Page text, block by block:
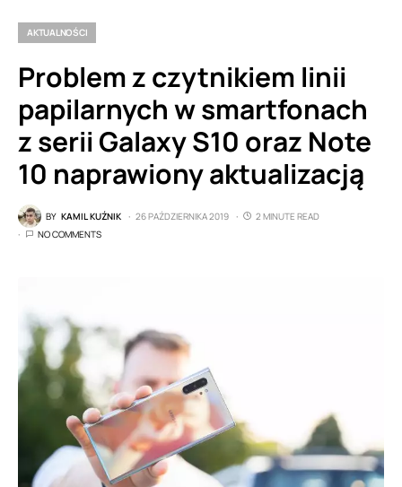
AKTUALNOŚCI
Problem z czytnikiem linii
papilarnych w smartfonach
z serii Galaxy S10 oraz Note
10 naprawiony aktualizacją
BY KAMIL KUŹNIK 26 PAŹDZIERNIKA 2019
2 MINUTE READ
NO COMMENTS